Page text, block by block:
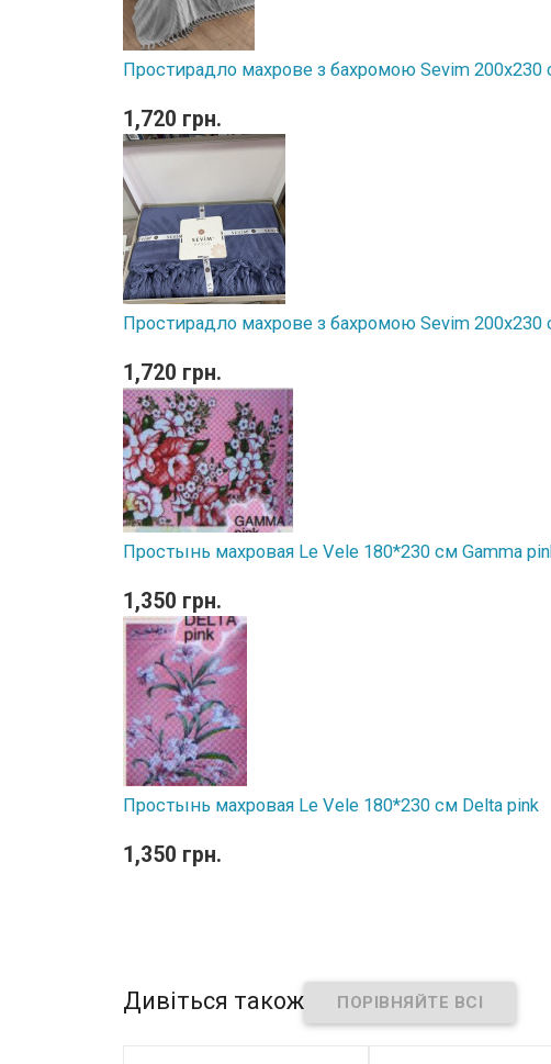
Простирадло махрове з бахромою Sevim 200x230
1,720 грн.
Простирадло махрове з бахромою Sevim 200x230
1,720 грн.
Простынь махровая Le Vele 180*230 см Gamma
1,350 грн.
Простынь махровая Le Vele 180*230 см Delta pink
1,350 грн.
Дивіться також